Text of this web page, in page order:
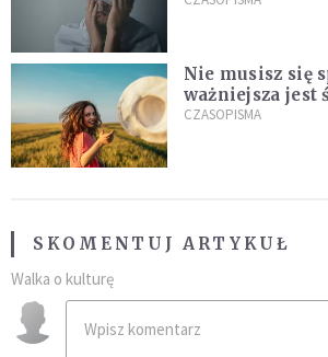
Nie musisz się
ważniejsza jest
kierunku
CZASOPISMA
SKOMENTUJ ARTYKUŁ
Walka o kulturę